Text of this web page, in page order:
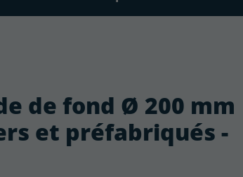
de fond Ø 200 mm
et préfabriqués -